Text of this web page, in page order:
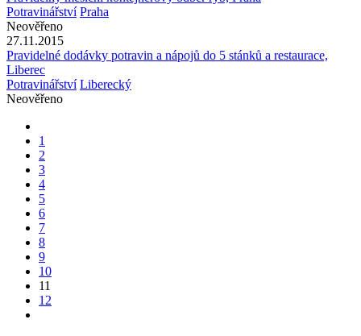
Potravinářství Praha
Neověřeno
27.11.2015
Pravidelné dodávky potravin a nápojů do 5 stánků a restaurace,
Liberec
Potravinářství Liberecký
Neověřeno
1
2
3
4
5
6
7
8
9
10
11
12